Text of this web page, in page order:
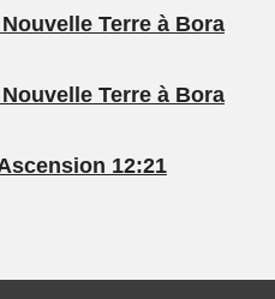
Terre à Bora
Terre à Bora
12:21